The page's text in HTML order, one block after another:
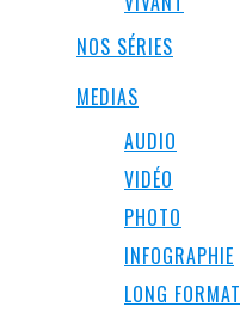
NOS SÉRIES
MEDIAS
AUDIO
VIDÉO
PHOTO
INFOGRAPHIE
LONG FORMAT